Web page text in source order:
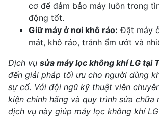
cơ để đảm bảo máy luôn trong
động tốt.
Giữ máy ở nơi khô ráo: Đặt máy
mát, khô ráo, tránh ẩm ướt và
Dịch vụ sửa máy lọc không khí LG tại
đến giải pháp tối ưu cho người dùng
sự cố. Với đội ngũ kỹ thuật viên
kiện chính hãng và quy trình sửa chữa
dịch vụ này giúp máy lọc không khí